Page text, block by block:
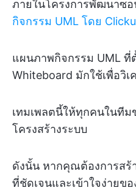
ภายในโครงการพัฒนาซ
กิจกรรม UML โดย
แผนภาพกิจกรรม UML ที่
Whiteboard มักใช้เพื่อวิ
เทมเพลตนี้ให้ทุกคนในที
โครงสร้างระบบ
ดังนั้น หากคุณต้องการสร้
ที่ชัดเจนและเข้าใจง่ายข